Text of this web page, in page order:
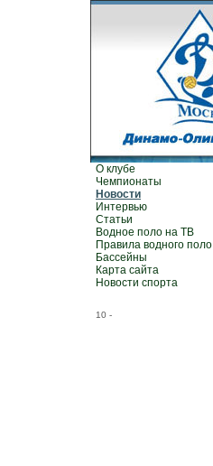
О клубе
Чемпионаты
Новости
Интервью
Статьи
Водное поло на ТВ
Правила водного поло
Бассейны
Карта сайта
Новости спорта
10 -